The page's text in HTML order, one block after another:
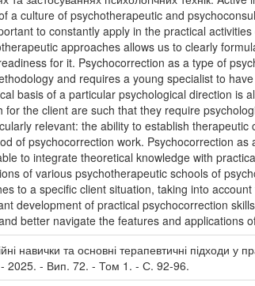
a culture of psychotherapeutic and
to constantly apply in the practical
approaches allows us to clearly
for it. Psychocorrection as a type of
and requires a young specialist to
basis of a particular psychological direction
for the client are such that they require
relevant: the ability to establish
of psychocorrection work. Psychocorrection
to integrate theoretical knowledge with
of various psychotherapeutic schools of
to a specific client situation, taking into
development of practical psychocorrection
better navigate the features and applications
навички та основні терапевтичні підходи у
2025. - Вип. 72. - Том 1. - С. 92-96.